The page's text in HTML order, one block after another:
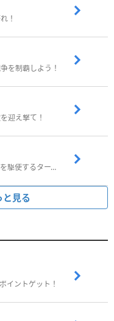
！
を制覇しよう！
迎え撃て！
武器の『アビリティ』と『戦神』を駆使するターン制コマンドバトルRPG！
と見る
イントゲット！